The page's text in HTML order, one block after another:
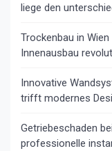
liege den
Trockenbau in
Innenausbau
Innovative
trifft modernes
Getriebeschaden
professionelle